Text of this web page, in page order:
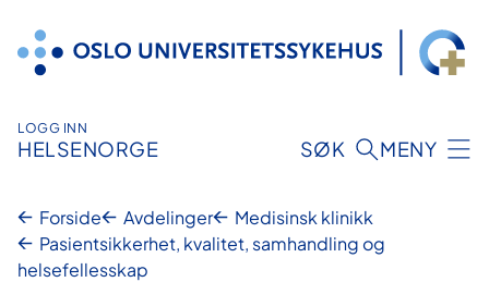
innhold
LOGG INN
HELSENORGE SØK MENY
Forside Avdelinger
Medisinsk klinikk
Pasientsikkerhet, kvalitet, samhandling og
helsefellesskap